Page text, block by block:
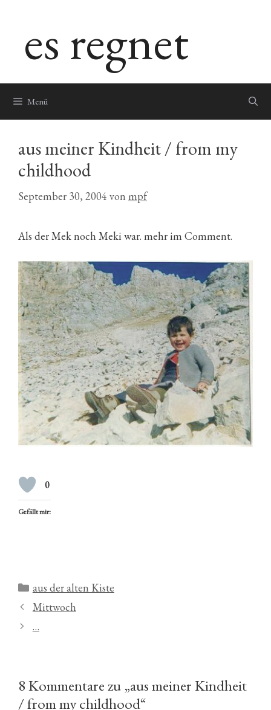
springenes regnet
Menü
aus meiner Kindheit / from my
childhood
September 30, 2004 von mpf
Als der Mek noch Meki war. mehr im Comment.
0
Gefällt mir:
Kategorien
aus der alten Kiste
Mittwoch
…
8 Kommentare zu „aus meiner Kindheit
/ from my childhood“